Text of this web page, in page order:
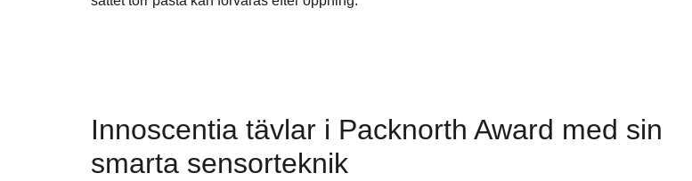
Innoscentia tävlar i Packnorth Award med sin
smarta sensorteknik